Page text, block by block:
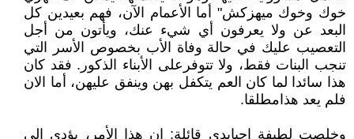
خوك وخوك ميهزكش" أما الأعمام الآن، فهم بعيدين كل
البعد عن ولا يعرفون أي شيء عنك، ويأتون من أجل
التعصيب عليك في حالة وفاة الأب بخصوص الأسر التي
تنجب البنات فقط، ولا تتوفرعلى الأبناء الذكور. فقد كان
هذا سائدا لما كان العم يتكفل بهن وينفق عليهن، أما الان
فلم يعد هذامطلقا.
وخلصت لطيفة اجبابدي قائلة: إن هذا الأمر، يؤدي إلى